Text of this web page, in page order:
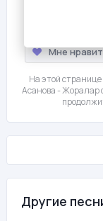
Мне
На этой
Асанова - Жоралар
Другие